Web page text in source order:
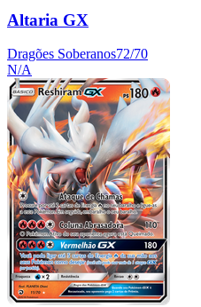
Altaria GX
Dragões Soberanos72/70
N/A